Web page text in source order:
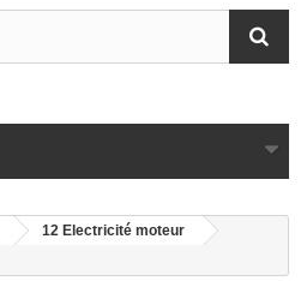
>12 Electricité moteur